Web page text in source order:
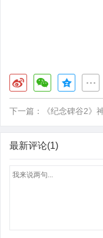
下一篇： 《纪念碑谷2》
最新评论(1)